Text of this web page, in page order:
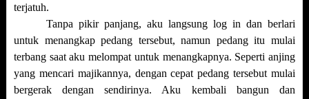
terjatuh.
Tanpa pikir panjang, aku langsung log in dan berlari
untuk menangkap pedang tersebut, namun pedang itu mulai
terbang saat aku melompat untuk menangkapnya. Seperti anjing
yang mencari majikannya, dengan cepat pedang tersebut mulai
bergerak dengan sendirinya. Aku kembali bangun dan